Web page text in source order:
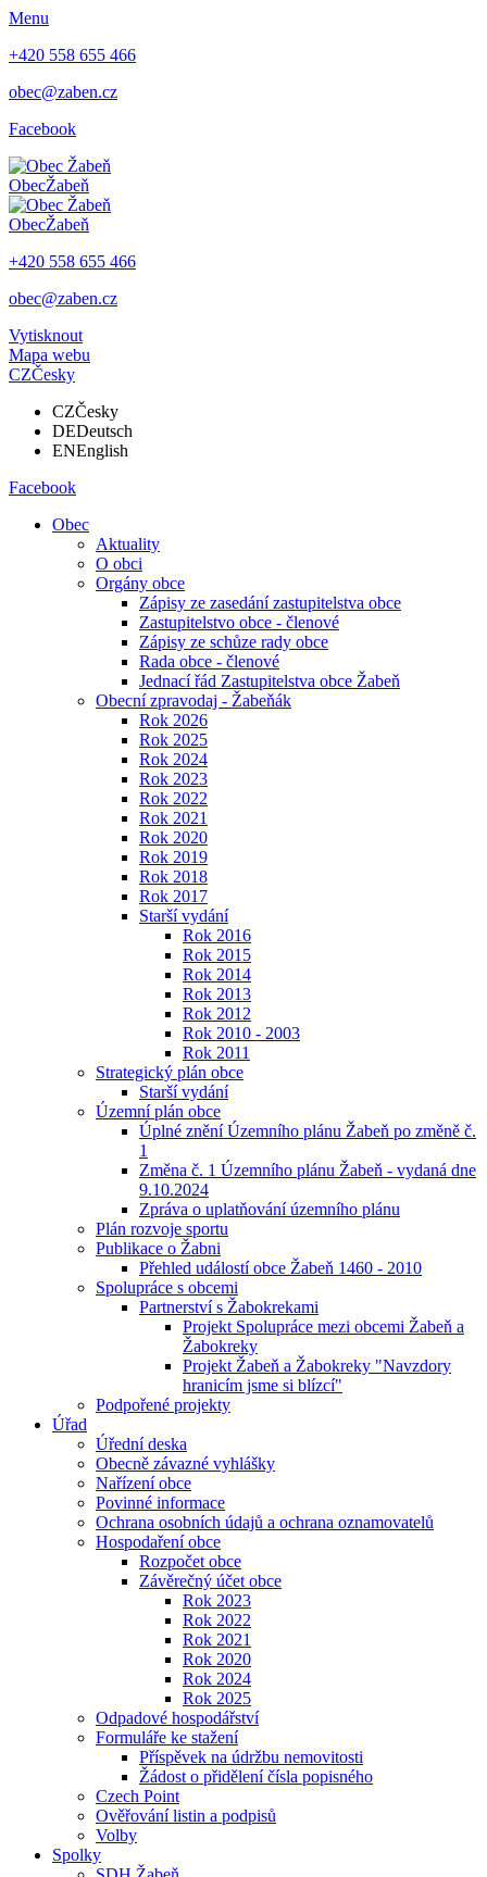
Menu
+420 558 655 466
obec@zaben.cz
Facebook
ObecŽabeň
ObecŽabeň
+420 558 655 466
obec@zaben.cz
Vytisknout
Mapa webu
CZČesky
CZČesky
DEDeutsch
ENEnglish
Facebook
Obec
Aktuality
O obci
Orgány obce
Zápisy ze zasedání zastupitelstva obce
Zastupitelstvo obce - členové
Zápisy ze schůze rady obce
Rada obce - členové
Jednací řád Zastupitelstva obce Žabeň
Obecní zpravodaj - Žabeňák
Rok 2026
Rok 2025
Rok 2024
Rok 2023
Rok 2022
Rok 2021
Rok 2020
Rok 2019
Rok 2018
Rok 2017
Starší vydání
Rok 2016
Rok 2015
Rok 2014
Rok 2013
Rok 2012
Rok 2010 - 2003
Rok 2011
Strategický plán obce
Starší vydání
Územní plán obce
Úplné znění Územního plánu Žabeň po změně č.
1
Změna č. 1 Územního plánu Žabeň - vydaná dne
9.10.2024
Zpráva o uplatňování územního plánu
Plán rozvoje sportu
Publikace o Žabni
Přehled událostí obce Žabeň 1460 - 2010
Spolupráce s obcemi
Partnerství s Žabokrekami
Projekt Spolupráce mezi obcemi Žabeň a
Žabokreky
Projekt Žabeň a Žabokreky "Navzdory
hranicím jsme si blízcí"
Podpořené projekty
Úřad
Úřední deska
Obecně závazné vyhlášky
Nařízení obce
Povinné informace
Ochrana osobních údajů a ochrana oznamovatelů
Hospodaření obce
Rozpočet obce
Závěrečný účet obce
Rok 2023
Rok 2022
Rok 2021
Rok 2020
Rok 2024
Rok 2025
Odpadové hospodářství
Formuláře ke stažení
Příspěvek na údržbu nemovitosti
Žádost o přidělení čísla popisného
Czech Point
Ověřování listin a podpisů
Volby
Spolky